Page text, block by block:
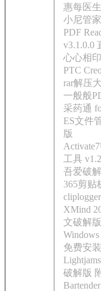
惠每医
小尼管
PDF
v3.1.0.0
心心相
PTC
rar解压
一般般
采药通
ES文件
版
工具
吾爱破
365剪贴
XMind
文破解版
免费安
破解版